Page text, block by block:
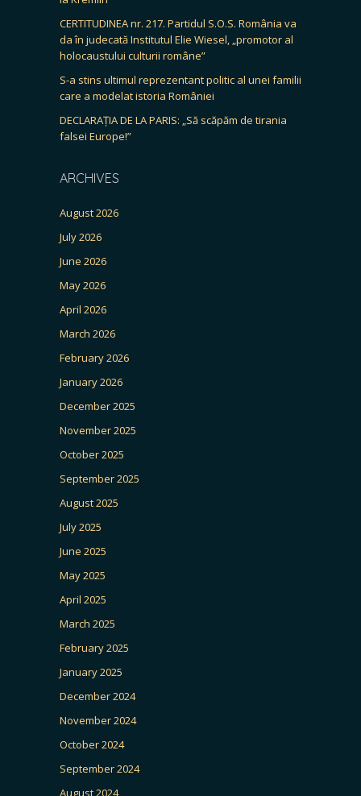
CERTITUDINEA nr. 217. Partidul S.O.S. România va
da în judecată Institutul Elie Wiesel, „promotor al
holocaustului culturii române”
S-a stins ultimul reprezentant politic al unei familii
care a modelat istoria României
DECLARAȚIA DE LA PARIS: „Să scăpăm de tirania
falsei Europe!”
ARCHIVES
August 2026
July 2026
June 2026
May 2026
April 2026
March 2026
February 2026
January 2026
December 2025
November 2025
October 2025
September 2025
August 2025
July 2025
June 2025
May 2025
April 2025
March 2025
February 2025
January 2025
December 2024
November 2024
October 2024
September 2024
August 2024